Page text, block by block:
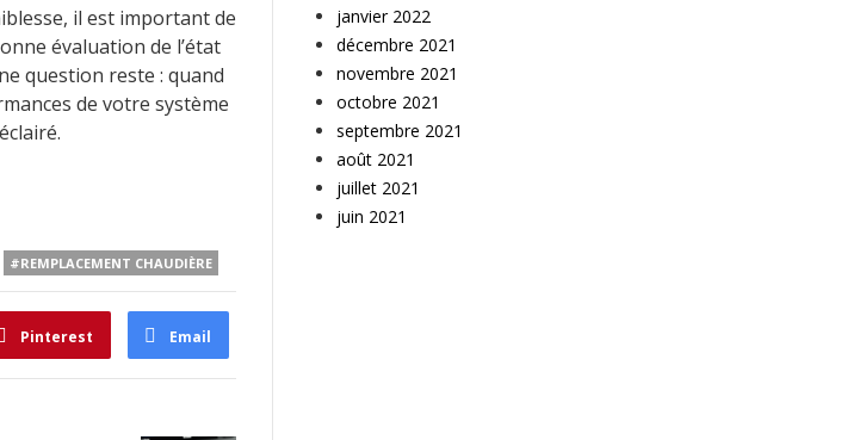
il est important de
évaluation de l’état
question reste : quand
de votre système
#REMPLACEMENT CHAUDIÈRE
Pinterest Email
janvier 2022
décembre 2021
novembre 2021
octobre 2021
septembre 2021
août 2021
juillet 2021
juin 2021